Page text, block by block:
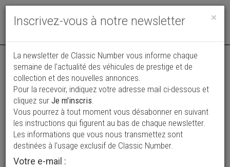
Toggle
Annonce actualisée le 16/07/2026 ( il y a 21 jours )
Chevrolet Camaro RS Convertible
68 900 €
1967 Cabriolet / roadster 2 000 km
×
Inscrivez-vous à notre newsletter
La newsletter de Classic Number vous informe chaque
semaine de l’actualité des véhicules de prestige et de
collection et des nouvelles annonces.
Pour la recevoir, indiquez votre adresse mail ci-dessous et
cliquez sur Je m'inscris.
Vous pourrez à tout moment vous désabonner en suivant
les instructions qui figurent au bas de chaque newsletter.
Les informations que vous nous transmettez sont
destinées à l’usage exclusif de Classic Number.
Votre e-mail :